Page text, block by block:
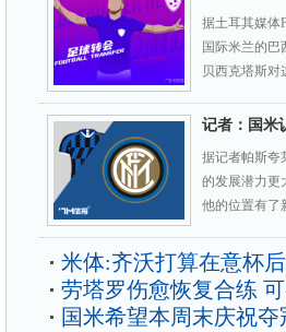
据土耳其媒体
国际米兰的巴
贝西克塔斯
记者：国米
据记者帕斯夸
的发展潜力更
他的位置有
米体:齐沃打算在意杯
劳塔罗伤愈恢复合练
国米希望本周末庆祝